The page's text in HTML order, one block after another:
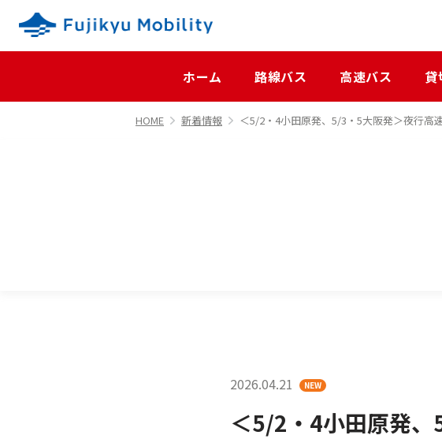
ホーム 路線バス 高速バス 貸
HOME 新着情報 ＜5/2・4小田原発、5/3・5大阪発＞夜行高
2026.04.21 NEW
＜5/2・4小田原発